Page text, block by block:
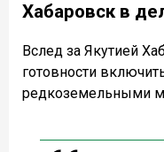
Хабаровск в
Вслед за Якутией
готовности
редкоземельными